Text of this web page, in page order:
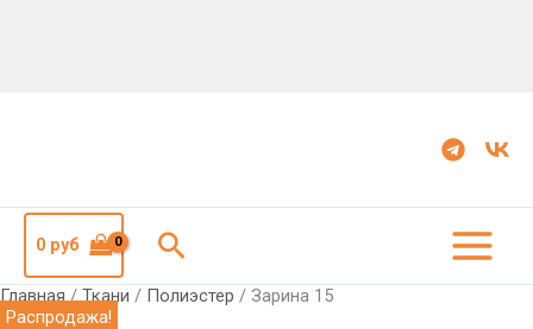
0руб Поиск
Главная / Ткани / Полиэстер / Зарина 15
Распродажа!